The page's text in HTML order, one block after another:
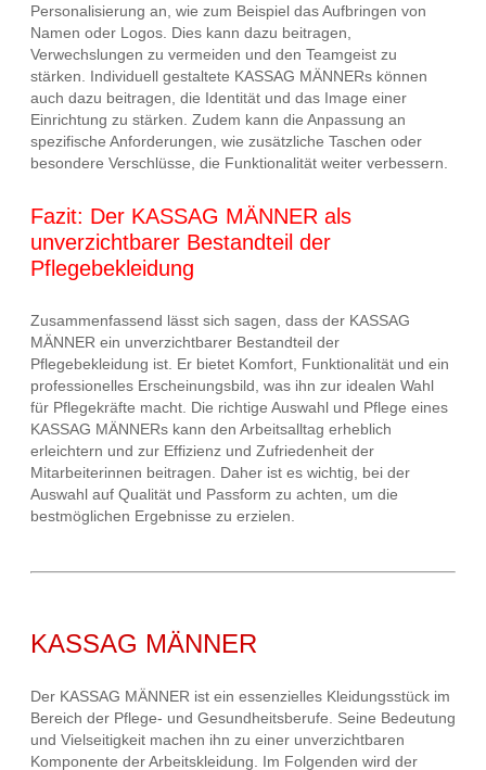
Personalisierung an, wie zum Beispiel das Aufbringen von
Namen oder Logos. Dies kann dazu beitragen,
Verwechslungen zu vermeiden und den Teamgeist zu
stärken. Individuell gestaltete KASSAG MÄNNERs können
auch dazu beitragen, die Identität und das Image einer
Einrichtung zu stärken. Zudem kann die Anpassung an
spezifische Anforderungen, wie zusätzliche Taschen oder
besondere Verschlüsse, die Funktionalität weiter verbessern.
Fazit: Der KASSAG MÄNNER als
unverzichtbarer Bestandteil der
Pflegebekleidung
Zusammenfassend lässt sich sagen, dass der KASSAG
MÄNNER ein unverzichtbarer Bestandteil der
Pflegebekleidung ist. Er bietet Komfort, Funktionalität und ein
professionelles Erscheinungsbild, was ihn zur idealen Wahl
für Pflegekräfte macht. Die richtige Auswahl und Pflege eines
KASSAG MÄNNERs kann den Arbeitsalltag erheblich
erleichtern und zur Effizienz und Zufriedenheit der
Mitarbeiterinnen beitragen. Daher ist es wichtig, bei der
Auswahl auf Qualität und Passform zu achten, um die
bestmöglichen Ergebnisse zu erzielen.
KASSAG MÄNNER
Der KASSAG MÄNNER ist ein essenzielles Kleidungsstück im
Bereich der Pflege- und Gesundheitsberufe. Seine Bedeutung
und Vielseitigkeit machen ihn zu einer unverzichtbaren
Komponente der Arbeitskleidung. Im Folgenden wird der